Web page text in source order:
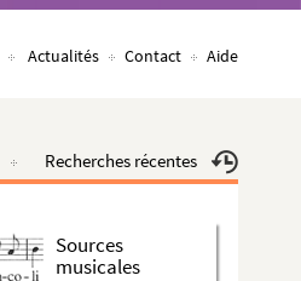
Actualités Contact Aide
Recherches récentes
Sources
musicales